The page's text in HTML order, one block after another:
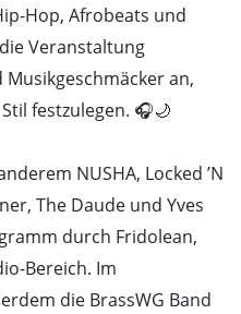
Hop, Afrobeats und
Veranstaltung
an,
festzulegen. 🎧🌙
NUSHA, Locked ’N
The Daude und Yves
durch Fridolean,
Bereich. Im
die BrassWG Band